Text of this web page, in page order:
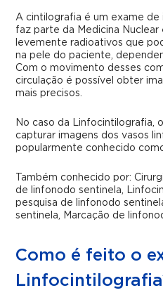
A cintilografia é um exame de
faz parte da Medicina
levemente radioativos que
na pele do paciente,
Com o movimento desses
circulação é possível obter
mais precisos.
No caso da Linfocintilografia,
capturar imagens dos vasos
popularmente conhecido
Também conhecido por:
de linfonodo sentinela,
pesquisa de linfonodo
sentinela, Marcação de
Como é feito o